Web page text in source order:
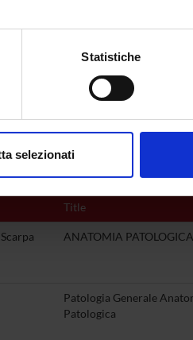
con un'approssimazione di
Dichiarazione sui cookie.
combinarle con altre
Statistiche
selezionati
criteria
Title
ANATOMIA
Patologia Generale
Patologica